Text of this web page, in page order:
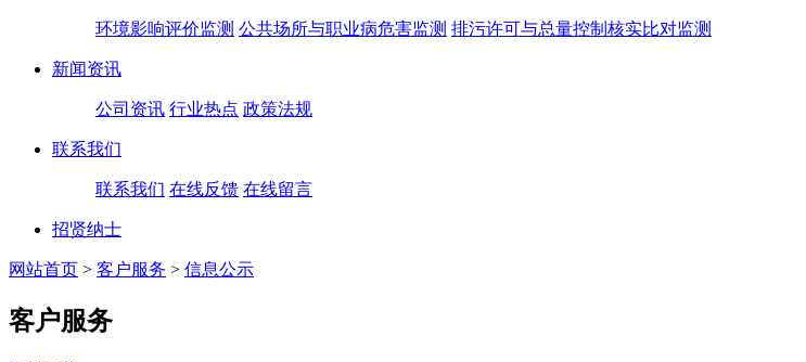
环境影响评价监测 公共场所与职业病危害监测 排污许可与总量控制核实比对监测
新闻资讯
公司资讯 行业热点 政策法规
联系我们
联系我们 在线反馈 在线留言
招贤纳士
网站首页 > 客户服务 > 信息公示
客户服务